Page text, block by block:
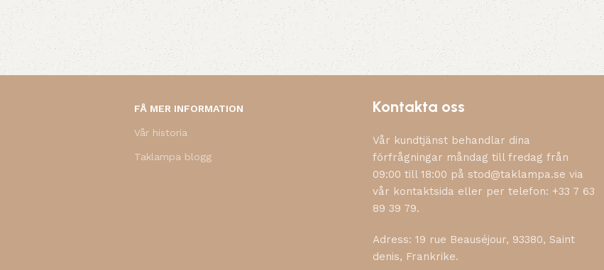
FÅ MER INFORMATION
Vår historia
Taklampa blogg
Kontakta oss
Vår kundtjänst behandlar dina
förfrågningar måndag till fredag från
09:00 till 18:00 på stod@taklampa.se via
vår kontaktsida eller per telefon: +33 7 63
89 39 79.
Adress: 19 rue Beauséjour, 93380, Saint
denis, Frankrike.